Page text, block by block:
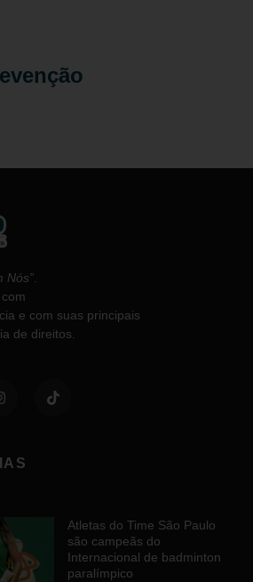
Nós”.
e com suas principais
de direitos.
Atletas do Time São Paulo
são campeãs do
Internacional de badminton
paralímpico